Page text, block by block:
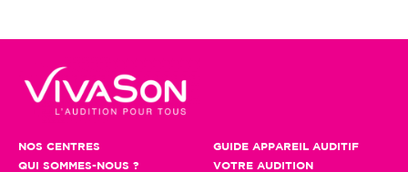
NOS CENTRES
QUI SOMMES-NOUS ?
GUIDE APPAREIL AUDITIF
VOTRE AUDITION